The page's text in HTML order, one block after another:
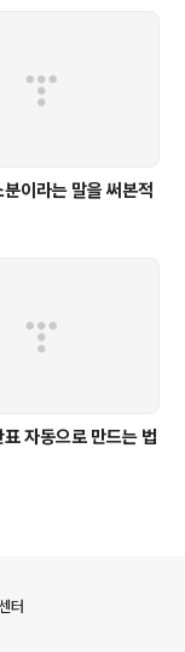
이라는 말을 써본적
자동으로 만드는 법
터